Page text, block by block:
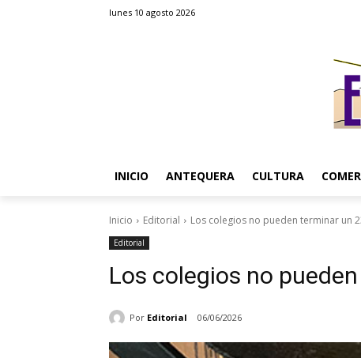
lunes 10 agosto 2026
INICIO ANTEQUERA CULTURA
Inicio Editorial Los colegios no pueden terminar un
Editorial
Los colegios no
Por Editorial 06/06/2026